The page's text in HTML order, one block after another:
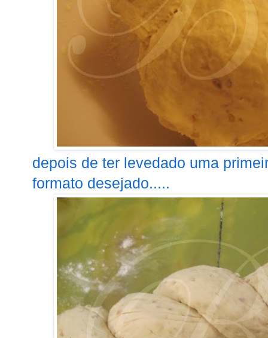
depois de ter levedado uma
formato desejado.....